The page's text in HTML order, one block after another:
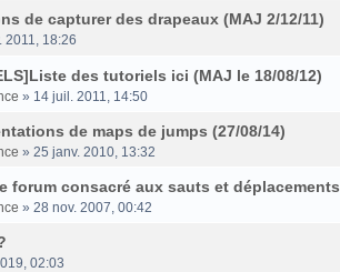
de capturer des drapeaux (MAJ 2/12/11)
2011, 18:26
des tutoriels ici (MAJ le 18/08/12)
» 14 juil. 2011, 14:50
de maps de jumps (27/08/14)
» 25 janv. 2010, 13:32
forum consacré aux sauts et déplacements
» 28 nov. 2007, 00:42
02:03